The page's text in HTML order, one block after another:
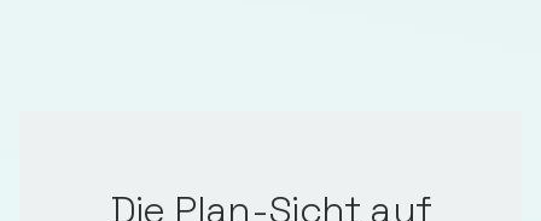
Die Plan-Sicht auf